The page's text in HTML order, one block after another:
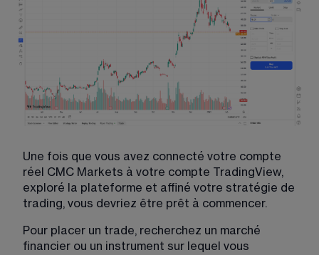
Une fois que vous avez connecté votre compte
réel CMC Markets à votre compte TradingView,
exploré la plateforme et affiné votre stratégie de
trading, vous devriez être prêt à commencer.
Pour placer un trade, recherchez un marché
financier ou un instrument sur lequel vous